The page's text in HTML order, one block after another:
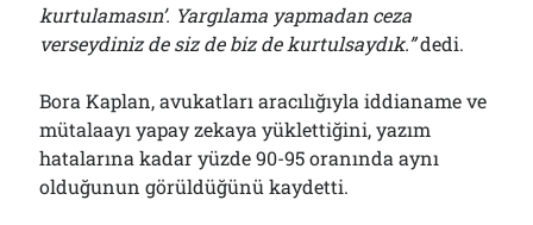
kurtulamasın’. Yargılama yapmadan ceza
verseydiniz de siz de biz de kurtulsaydık.”dedi.
Bora Kaplan, avukatları aracılığıyla iddianame ve
mütalaayı yapay zekaya yüklettiğini, yazım
hatalarına kadar yüzde 90-95 oranında aynı
olduğunun görüldüğünü kaydetti.